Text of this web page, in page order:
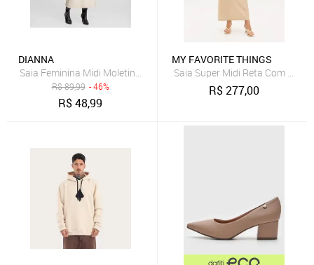
DIANNA
Saia Feminina Midi Moletinho Texturizado Dianna Bege
R$89,99 - 46%
R$48,99
MY FAVORITE THINGS
Saia Super Midi Reta Com
R$277,00